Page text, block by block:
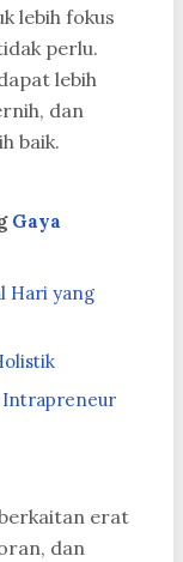
lebih fokus
perlu.
lebih
dan
baik.
Gaya
Hari yang
Intrapreneur
erat
dan